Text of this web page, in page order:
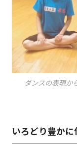
ダンスの表現か
いろどり豊か